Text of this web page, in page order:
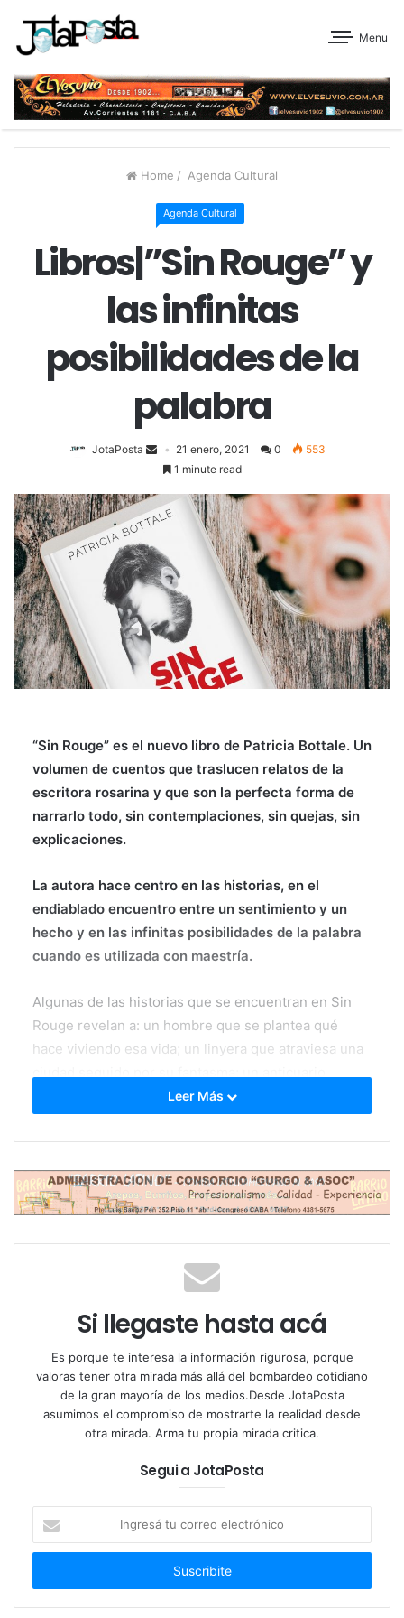
Menu
Home / Agenda Cultural
Agenda Cultural
Libros|”Sin Rouge” y
las infinitas
posibilidades de la
palabra
JotaPosta 21 enero, 2021 0
553
1 minute read
“Sin Rouge” es el nuevo libro de Patricia Bottale. Un
volumen de cuentos que traslucen relatos de la
escritora rosarina y que son la perfecta forma de
narrarlo todo, sin contemplaciones, sin quejas, sin
explicaciones.
La autora hace centro en las historias, en el
endiablado encuentro entre un sentimiento y un
hecho y en las infinitas posibilidades de la palabra
cuando es utilizada con maestría.
Algunas de las historias que se encuentran en Sin
Rouge revelan a: un hombre que se plantea qué
hace viviendo esa vida; un linyera que atraviesa una
encuentra la razón de su exilio interior; una amistad
parida por la broma de un bolichero en plena pampa;
un viaje en busca de las raíces y lo inevitable, los
recovecos de la memoria del horror, una vida que se
esfuma y dice todo en veinte palabras, un disparo
que espera varias décadas para hacer blanco o una
¿Qué es real en la ficción, qué es ficción en la
los más increíbles relatos para descubrir a una
autora dueña de una sensibilidad única.
¿Quién es Patricia Bottale?
Nació en Rosario. Es escritora de narrativa y poesía.
Colaboradora de revistas y diarios nacionales e
“Palabras a Bordo”. Directora de cursos de redacción
lugar para Francisco, obra musical cuyo mensaje fue
reconocido por el Vaticano. Oradora de TEDx 2019:
Leer Más
Si llegaste hasta acá
Es porque te interesa la información rigurosa, porque
valoras tener otra mirada más allá del bombardeo cotidiano
de la gran mayoría de los medios.Desde JotaPosta
asumimos el compromiso de mostrarte la realidad desde
otra mirada. Arma tu propia mirada critica.
Segui a JotaPosta
correo